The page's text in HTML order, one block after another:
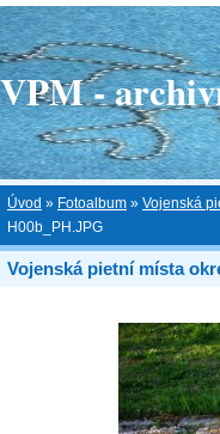
-
Úvod » Fotoalbum » Vojenská
H00b_PH.JPG
Vojenská pietní místa